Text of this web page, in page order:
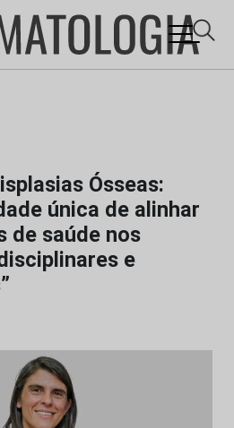
Ósseas:
única de alinhar
de saúde nos
e